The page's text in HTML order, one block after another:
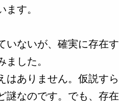
す。
いないが、確実に存在
した。
はありません。仮説す
謎なのです。でも、存